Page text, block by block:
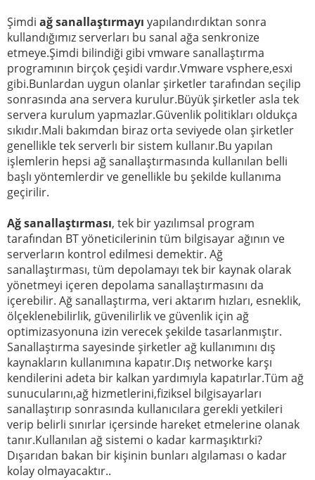
Şimdi ağ sanallaştırmayı yapılandırdıktan sonra
kullandığımız serverları bu sanal ağa senkronize
etmeye.Şimdi bilindiği gibi vmware sanallaştırma
programının birçok çeşidi vardır.Vmware vsphere,esxi
gibi.Bunlardan uygun olanlar şirketler tarafından seçilip
sonrasında ana servera kurulur.Büyük şirketler asla tek
servera kurulum yapmazlar.Güvenlik politikları oldukça
sıkıdır.Mali bakımdan biraz orta seviyede olan şirketler
genellikle tek serverlı bir sistem kullanır.Bu yapılan
işlemlerin hepsi ağ sanallaştırmasında kullanılan belli
başlı yöntemlerdir ve genellikle bu şekilde kullanıma
geçirilir.
Ağ sanallaştırması, tek bir yazılımsal program
tarafından BT yöneticilerinin tüm bilgisayar ağının ve
serverların kontrol edilmesi demektir. Ağ
sanallaştırması, tüm depolamayı tek bir kaynak olarak
yönetmeyi içeren depolama sanallaştırmasını da
içerebilir. Ağ sanallaştırma, veri aktarım hızları, esneklik,
ölçeklenebilirlik, güvenilirlik ve güvenlik için ağ
optimizasyonuna izin verecek şekilde tasarlanmıştır.
Sanallaştırma sayesinde şirketler ağ kullanımını dış
kaynakların kullanımına kapatır.Dış networke karşı
kendilerini adeta bir kalkan yardımıyla kapatırlar.Tüm ağ
sunucularını,ağ hizmetlerini,fiziksel bilgisayarları
sanallaştırıp sonrasında kullanıcılara gerekli yetkileri
verip belirli sınırlar içersinde hareket etmelerine olanak
tanır.Kullanılan ağ sistemi o kadar karmaşıktırki?
Dışarıdan bakan bir kişinin bunları algılaması o kadar
kolay olmayacaktır..